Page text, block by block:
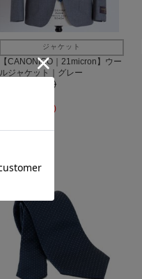
ジャケット
【CANONICO｜21micron】ウー
ルジャケット｜グレー
49,500円(税込)
39,600円(税込)